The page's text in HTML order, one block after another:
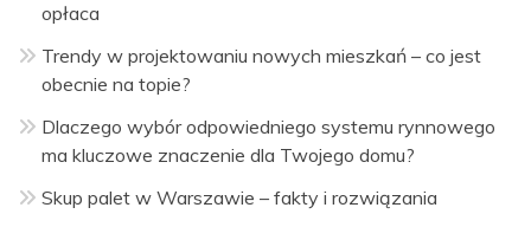
opłaca
Trendy w projektowaniu nowych mieszkań – co jest
obecnie na topie?
Dlaczego wybór odpowiedniego systemu rynnowego
ma kluczowe znaczenie dla Twojego domu?
Skup palet w Warszawie – fakty i rozwiązania